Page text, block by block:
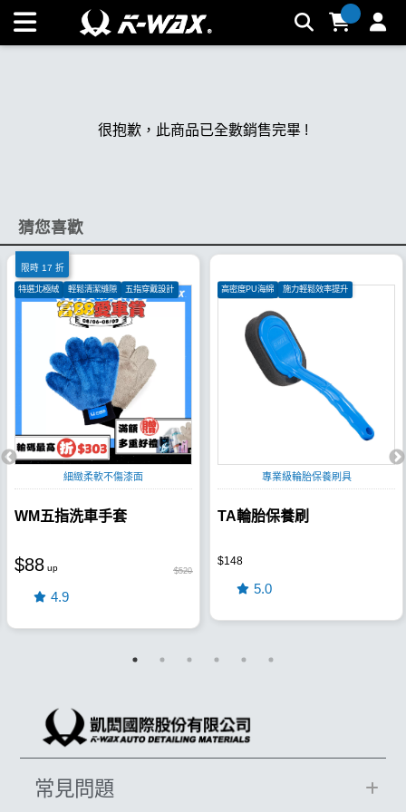
K-WAX凱閎國際股份有限公司｜台灣汽車美容材料領導品牌 |
K-WAX台灣汽車美容材料
很抱歉，此商品已全數銷售完畢 !
猜您喜歡
限時 17 折
特選北極絨 輕鬆清潔縫隙 五指穿戴設計
細緻柔軟不傷漆面
WM五指洗車手套
$88 $520
4.9
高密度PU海綿
施力輕鬆效率提升
專業級輪胎保養刷具
TA輪胎保養刷
$148
5.0
常見問題